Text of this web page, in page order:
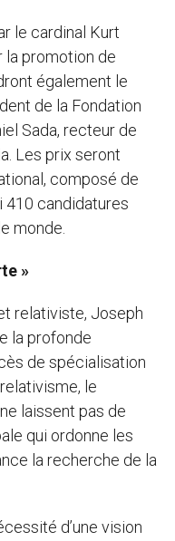
le cardinal Kurt
la promotion de
également le
de la Fondation
Sada, recteur de
Les prix seront
composé de
candidatures
monde.
»
relativiste, Joseph
la profonde
de spécialisation
le
laissent pas de
qui ordonne les
la recherche de la
d’une vision